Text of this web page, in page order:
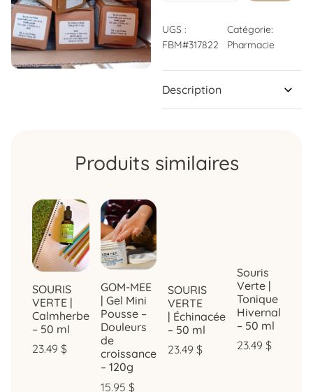
UGS :
FBM#317822
Catégorie:
Pharmacie
Description
Produits similaires
SOURIS
VERTE |
Calmherbe
– 50 ml
23.49 $
GOM-MEE
| Gel Mini
Pousse –
Douleurs
de
croissance
– 120g
15.95 $
SOURIS
VERTE
| Échinacée
– 50 ml
23.49 $
Souris
Verte |
Tonique
Hivernal
– 50 ml
23.49 $